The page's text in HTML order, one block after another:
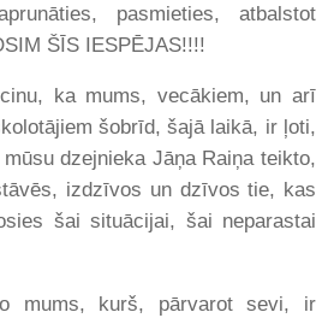
pasmieties, atbalstot
ŠĪS IESPĒJAS!!!!
ka mums, vecākiem, un arī
šobrīd, šajā laikā, ir ļoti,
dzejnieka Jāņa Raiņa teikto,
izdzīvos un dzīvos tie, kas
šai situācijai, šai neparastai
mums, kurš, pārvarot sevi, ir